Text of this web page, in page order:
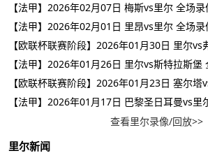
【法甲】2026年02月07日 梅斯vs里尔 全场
【法甲】2026年02月01日 里昂vs里尔 全场
【法甲】2026年01月26日 里尔vs斯特拉斯堡
【法甲】2026年01月17日 巴黎圣日耳曼vs
查看里尔录像/回放>>
里尔新闻